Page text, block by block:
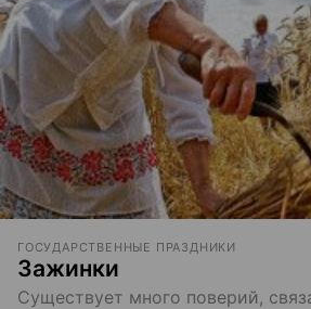
ГОСУДАРСТВЕННЫЕ ПРАЗДНИКИ
Зажинки
Существует много поверий,